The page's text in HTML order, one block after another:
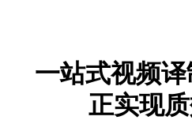
一站式视频
正实现